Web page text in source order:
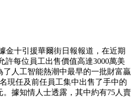
金十引援華爾街日報報道，在近期
許每位員工出售價值高達3000萬美
了人工智能熱潮中最早的一批財富贏
現任及前任員工集中出售了手中的
。據知情人士透露，其中約有75人賣